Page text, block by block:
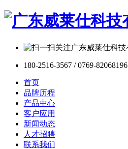
180-2516-3567 / 0769-82068196
首页
品牌历程
产品中心
客户应用
新闻动态
人才招聘
联系我们